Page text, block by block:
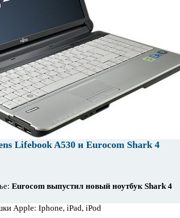
Lifebook A530 и Eurocom Shark 4
Eurocom выпустил новый ноутбук Shark 4